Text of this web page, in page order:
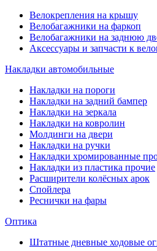
Велокрепления на крышу
Велобагажники на фаркоп
Велобагажники на заднюю
Аксессуары и запчасти к
Накладки автомобильные
Накладки на пороги
Накладки на задний бампер
Накладки на зеркала
Накладки на ковролин
Молдинги на двери
Накладки на ручки
Накладки хромированные
Накладки из пластика прочие
Расширители колёсных арок
Спойлера
Реснички на фары
Оптика
Штатные дневные ходовые